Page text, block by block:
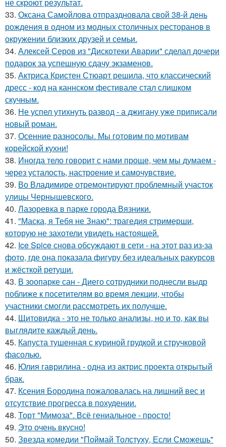
не скроют результат.
33. Оксана Самойлова отпраздновала свой 38-й день
рождения в одном из модных столичных ресторанов в
окружении близких друзей и семьи.
34. Алексей Серов из "Дискотеки Аварии" сделал дочери
подарок за успешную сдачу экзаменов.
35. Актриса Кристен Стюарт решила, что классический
дресс - код на каннском фестивале стал слишком
скучным.
36. Не успел утихнуть развод - а джигану уже приписали
новый роман.
37. Осенние разносолы. Мы готовим по мотивам
корейской кухни!
38. Иногда тело говорит с нами проще, чем мы думаем -
через усталость, настроение и самочувствие.
39. Во Владимире отремонтируют проблемный участок
улицы Чернышевского.
40. Лазоревка в парке города Вязники.
41. "Маска, я Тебя не Знаю": трагедия стримерши,
которую не захотели увидеть настоящей.
42. Ice Spice снова обсуждают в сети - на этот раз из-за
фото, где она показала фигуру без идеальных ракурсов
и жёсткой ретуши.
43. В зоопарке сан - Диего сотрудники поднесли выдр
поближе к посетителям во время лекции, чтобы
участники смогли рассмотреть их получше.
44. Щитовидка - это не только анализы, но и то, как вы
выглядите каждый день.
45. Капуста тушенная с куриной грудкой и стручковой
фасолью.
46. Юлия гаврилина - одна из актрис проекта открытый
брак.
47. Ксения Бородина пожаловалась на лишний вес и
отсутствие прогресса в похудении.
48. Торт "Мимоза". Всё гениальное - просто!
49. Это очень вкусно!
50. Звезда комедии "Поймай Толстуху, Если Сможешь"